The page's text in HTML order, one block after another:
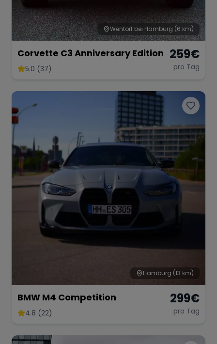
Wentorf bei Hamburg (6 km)
Corvette C3 Anniversary Edition
5.0 (37)
259€
pro Tag
Hamburg (13 km)
BMW M4 Competition
4.8 (22)
299€
pro Tag